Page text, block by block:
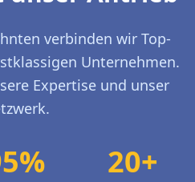
verbinden wir Top-
Unternehmen.
Expertise und unser
20+